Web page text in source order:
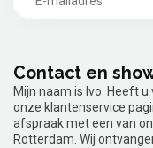
Contact en
Mijn naam is Ivo. Heeft
onze klantenservice
afspraak met een van
Rotterdam. Wij